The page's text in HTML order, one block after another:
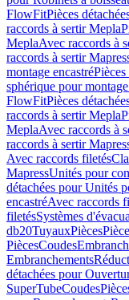
FlowFitPièces
raccords à sertir Mepla
MeplaAvec raccords à
raccords à sertir
montage encastré
sphérique pour
FlowFitPièces
raccords à sertir Mepla
MeplaAvec raccords à
raccords à sertir
Avec raccords filetés
MapressUnités pour
détachées pour Unités
encastréAvec raccords
filetésSystèmes
db20TuyauxPièces
PiècesCoudes
Embranchements
détachées pour
SuperTubeCoudes